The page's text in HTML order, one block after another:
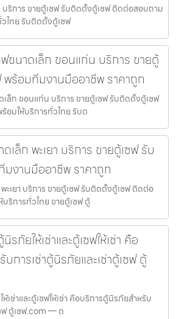
ริการ ขายตู้เซฟ รับติดตั้งตู้เซฟ ติดต่อสอบถาม
ไทย รับติดตั้งตู้เซฟ
ขนาดเล็ก ขอนแก่น บริการ ขายตู้
พร้อมทีมงานมืออาชีพ ราคาถูก
ล็ก ขอนแก่น บริการ ขายตู้เซฟ รับติดตั้งตู้เซฟ
มให้บริการทั่วไทย รับต
เล็ก พะเยา บริการ ขายตู้เซฟ รับ
งานมืออาชีพ ราคาถูก
ะเยา บริการ ขายตู้เซฟ รับติดตั้งตู้เซฟ ติดต่อ
ริการทั่วไทย ขายตู้เซฟ ตู้
รภัยให้เช่าและตู้เซฟให้เช่า คือ
การเช่าตู้นิรภัยและเช่าตู้เซฟ ตู้
เช่าและตู้เซฟให้เช่า คือบริการตู้นิรภัยสำหรับ
ฟ ตู้เซฟ.com — ต